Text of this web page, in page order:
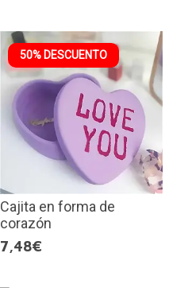
50% DESCUENTO
Cajita en forma de
corazón
7,48€